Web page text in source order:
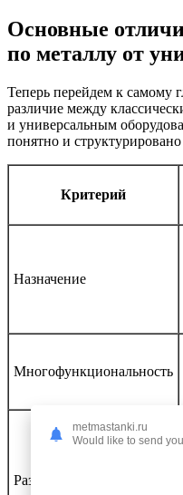
Основные
по металлу от
Теперь перейдем к самому
различие между
и универсальным
понятно и
Критерий
Назначение
Многофункциональность
Размер и масса
metmastanki.ru
Would like to send